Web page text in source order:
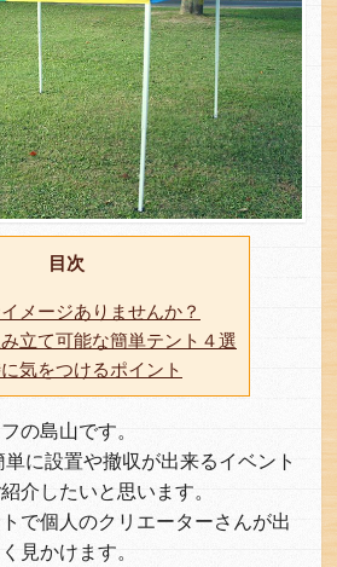
目次
メージありませんか？
立て可能な簡単テント４選
気をつけるポイント
の島山です。
に設置や撤収が出来るイベント
介したいと思います。
で個人のクリエーターさんが出
見かけます。